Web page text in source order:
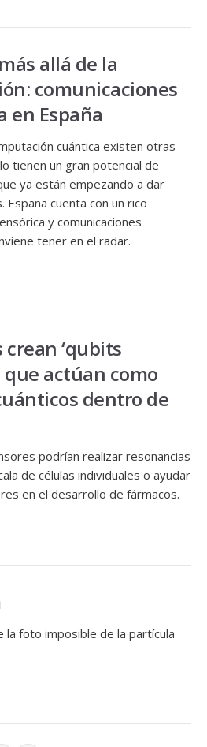
allá de la
comunicaciones
en España
cuántica existen otras
tienen un gran potencial de
ya están empezando a dar
cuenta con un rico
y comunicaciones
tener en el radar.
‘qubits
que actúan como
dentro de
podrían realizar resonancias
de células individuales o ayudar
en el desarrollo de fármacos.
la foto imposible de la partícula